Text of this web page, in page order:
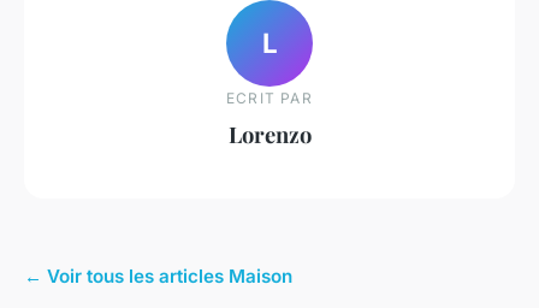
L
ECRIT PAR
Lorenzo
← Voir tous les articles Maison